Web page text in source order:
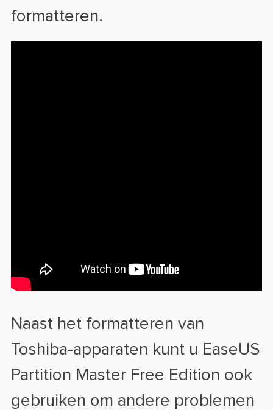
formatteren.
Naast het formatteren van
Toshiba-apparaten kunt u EaseUS
Partition Master Free Edition ook
gebruiken om andere problemen